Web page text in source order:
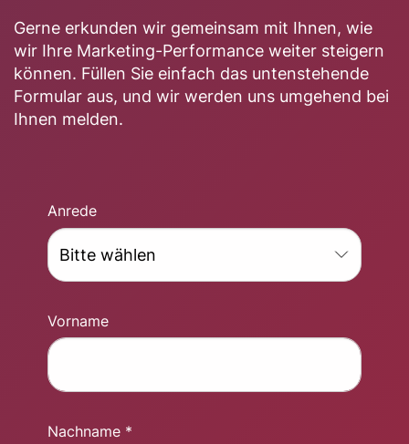
Gerne erkunden wir gemeinsam mit Ihnen, wie
wir Ihre Marketing-Performance weiter steigern
können. Füllen Sie einfach das untenstehende
Formular aus, und wir werden uns umgehend bei
Ihnen melden.
Anrede
Vorname
Nachname *